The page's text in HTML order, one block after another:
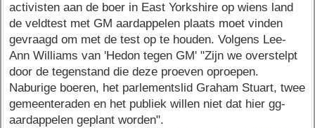
activisten aan de boer in East Yorkshire op wiens land
de veldtest met GM aardappelen plaats moet vinden
gevraagd om met de test op te houden. Volgens Lee-
Ann Williams van 'Hedon tegen GM' "Zijn we overstelpt
door de tegenstand die deze proeven oproepen.
Naburige boeren, het parlementslid Graham Stuart, twee
gemeenteraden en het publiek willen niet dat hier gg-
aardappelen geplant worden".